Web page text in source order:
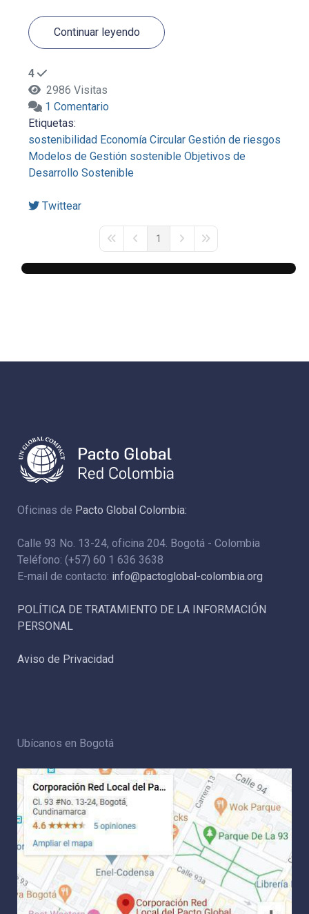
Continuar leyendo
4
2986 Visitas
1 Comentario
Etiquetas:
sostenibilidad Economía Circular Gestión de riesgos
Modelos de Gestión sostenible Objetivos de
Desarrollo Sostenible
Twittear
First PagePrevious Page
1
Next PageLast Page
Oficinas de Pacto Global Colombia:
Calle 93 No. 13-24, oficina 204. Bogotá - Colombia
Teléfono: (+57) 60 1 636 3638
E-mail de contacto: info@pactoglobal-colombia.org
POLÍTICA DE TRATAMIENTO DE LA INFORMACIÓN
PERSONAL
Aviso de Privacidad
Ubícanos en Bogotá